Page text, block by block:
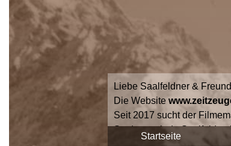
Liebe Saalfeldner &
Die Website
Seit 2017 sucht der
Stadtgemeinde Saalfelden
Startseite